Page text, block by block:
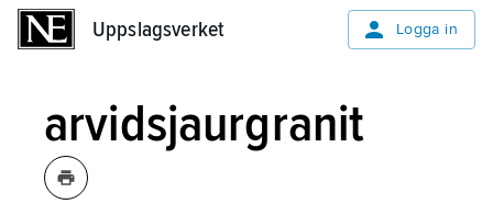
Uppslagsverket Logga in
arvidsjaurgranit